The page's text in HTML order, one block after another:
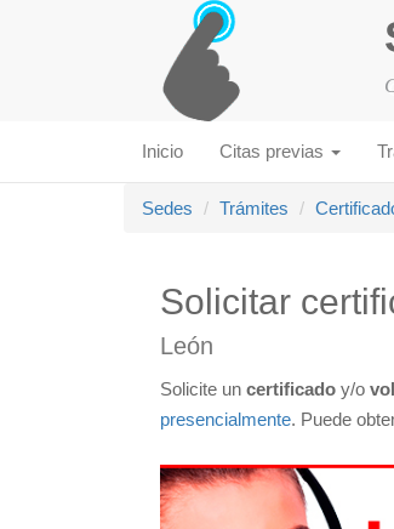
Inicio Citas previas
Sedes Trámites
Solicitar
León
Solicite un certificado y/o
presencialmente. Puede